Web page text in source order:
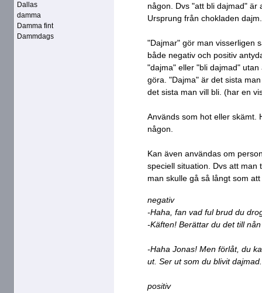
Dallas
damma
Damma fint
Dammdags
någon. Dvs "att bli dajmad" är
Ursprung från chokladen dajm.
"Dajmar" gör man visserligen
både negativ och positiv
"dajma" eller "bli dajmad"
göra. "Dajma" är det sista
det sista man vill bli. (har en
Används som hot eller skämt.
någon.
Kan även användas om
speciell situation. Dvs att man
man skulle gå så långt som
negativ
-Haha, fan vad ful brud du
-Käften! Berättar du det till
-Haha Jonas! Men förlåt, du
ut. Ser ut som du blivit dajmad.
positiv